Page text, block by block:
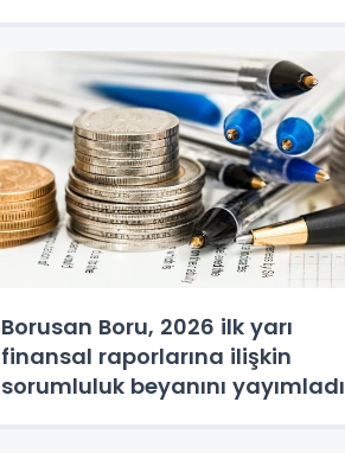
Borusan Boru, 2026 ilk yarı
finansal raporlarına ilişkin
sorumluluk beyanını yayımladı